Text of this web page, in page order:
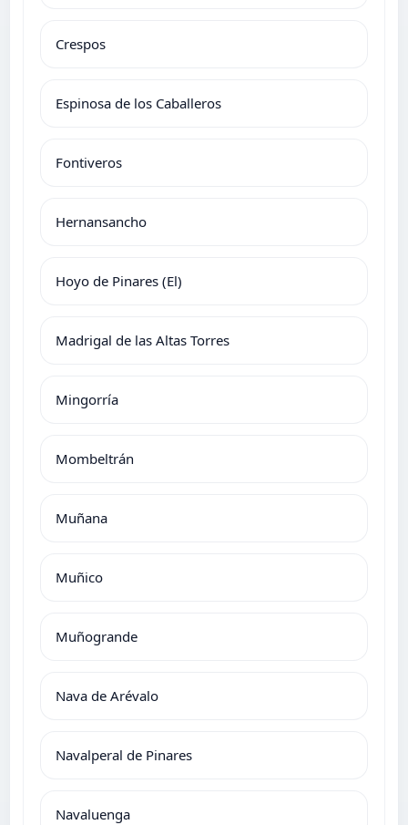
Crespos
Espinosa de los Caballeros
Fontiveros
Hernansancho
Hoyo de Pinares (El)
Madrigal de las Altas Torres
Mingorría
Mombeltrán
Muñana
Muñico
Muñogrande
Nava de Arévalo
Navalperal de Pinares
Navaluenga